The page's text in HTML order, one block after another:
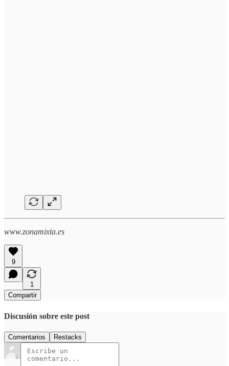
www.zonamixta.es
9
1
Compartir
Discusión sobre este post
Comentarios Restacks